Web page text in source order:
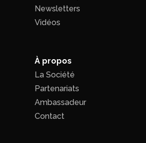
Newsletters
Vidéos
À propos
La Société
Partenariats
Ambassadeur
Contact